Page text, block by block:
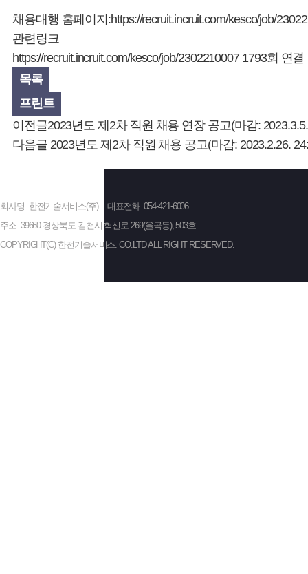
채용대행 홈페이지:https://recruit.incruit.com/kesco/job/
관련링크
https://recruit.incruit.com/kesco/job/2302210007 1793회 연결
목록
프린트
이전글2023년도 제2차 직원 채용 연장 공고(마감:
다음글 2023년도 제2차 직원 채용 공고(마감: 2023.2.26.
회사명. 한전기술서비스(주)
대표전화. 054-421-6006
주소 .39660 경상북도 김천시 혁신로 269(율곡동), 503호
COPYRIGHT(C) 한전기술서비스. CO.LTD ALL RIGHT RESERVED.